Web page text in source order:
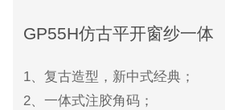
GP55H仿古平开窗纱一体
1、复古造型，新中式经典；
2、一体式注胶角码；